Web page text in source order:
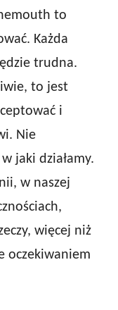
to
Każda
trudna.
to jest
i
Nie
jaki działamy.
w naszej
więcej niż
oczekiwaniem